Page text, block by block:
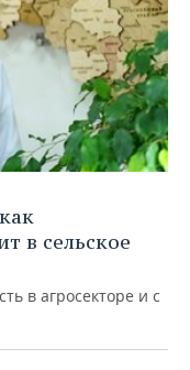
в сельское
в агросекторе и с